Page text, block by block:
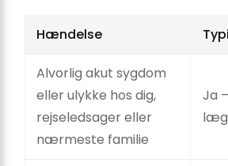
Hændelse
Alvorlig akut sygdom
eller ulykke hos dig,
rejseledsager eller
nærmeste familie
Ja